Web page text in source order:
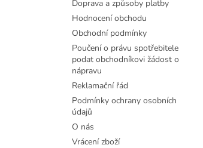
Doprava a způsoby platby
Hodnocení obchodu
Obchodní podmínky
Poučení o právu spotřebitele
podat obchodníkovi žádost o
nápravu
Reklamační řád
Podmínky ochrany osobních
údajů
O nás
Vrácení zboží